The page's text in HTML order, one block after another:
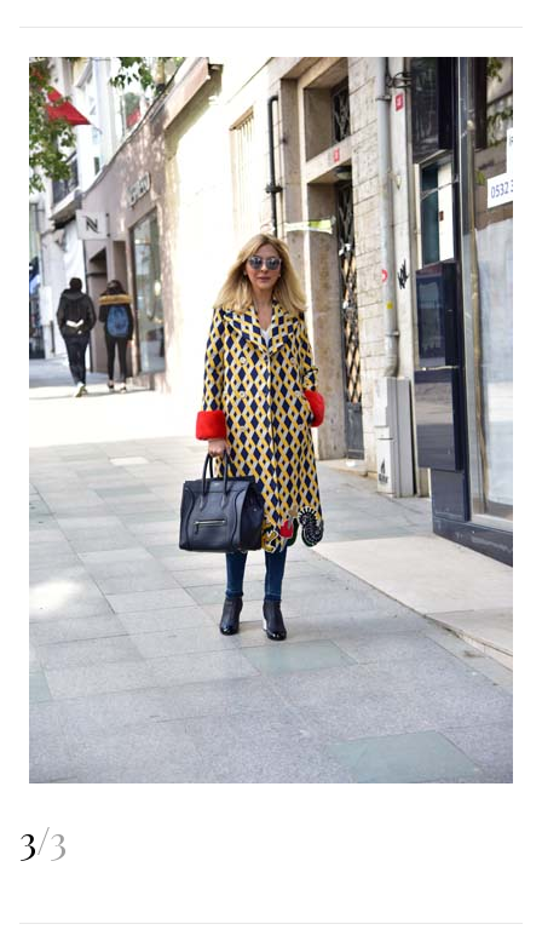
3/3